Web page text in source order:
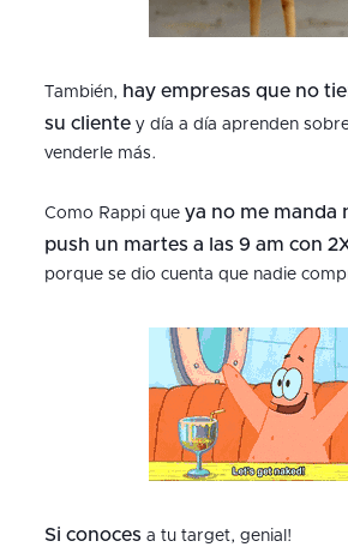
También, hay empresas que no
su clientey día a día aprenden
venderle más.
Como Rappi que ya no me manda
push un martes a las 9 am con
porque se dio cuenta que nadie
Si conoces a tu target, genial!